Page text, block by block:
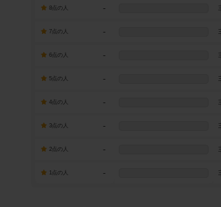
8点の人 -
7点の人 -
6点の人 -
5点の人 -
4点の人 -
3点の人 -
2点の人 -
1点の人 -